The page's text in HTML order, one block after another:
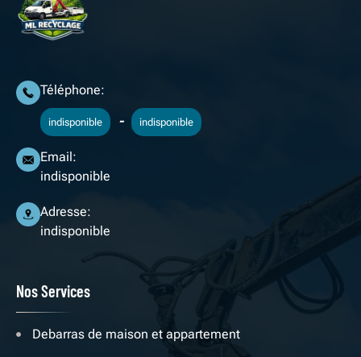
Téléphone:
indisponible - indisponible
Email:
indisponible
Adresse:
indisponible
Nos Services
Debarras de maison et appartement